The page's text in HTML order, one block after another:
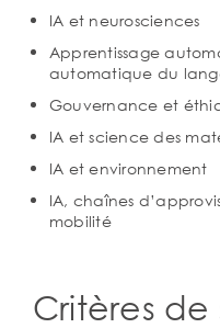
IA et neurosciences
Apprentissage
automatique du
Gouvernance et
IA et science des
IA et environnement
IA, chaînes
mobilité
Critères